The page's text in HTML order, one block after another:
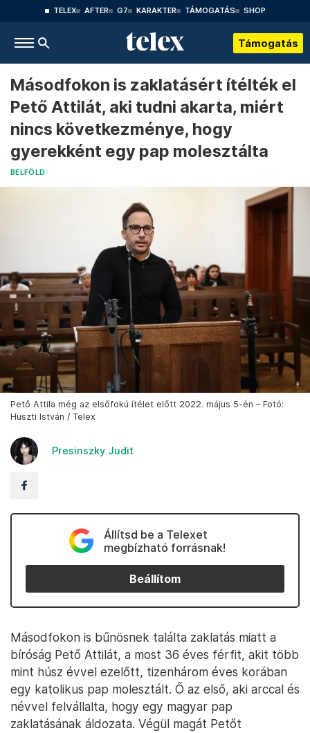
TELEX AFTER G7 KARAKTER TÁMOGATÁS SHOP
Támogatás
Másodfokon is zaklatásért ítélték el
Pető Attilát, aki tudni akarta, miért
nincs következménye, hogy
gyerekként egy pap molesztálta
BELFÖLD
Pető Attila még az elsőfokú ítélet előtt 2022. május 5-én – Fotó:
Huszti István / Telex
Presinszky Judit
Állítsd be a Telexet
megbízható forrásnak!
Beállítom
Másodfokon is bűnösnek találta zaklatás miatt a
bíróság Pető Attilát, a most 36 éves férfit, akit több
mint húsz évvel ezelőtt, tizenhárom éves korában
egy katolikus pap molesztált. Ő az első, aki arccal és
névvel felvállalta, hogy egy magyar pap
zaklatásának áldozata. Végül magát Petőt